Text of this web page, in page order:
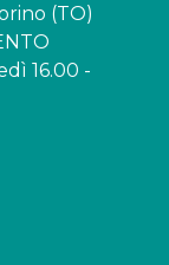
(TO)
16.00 -